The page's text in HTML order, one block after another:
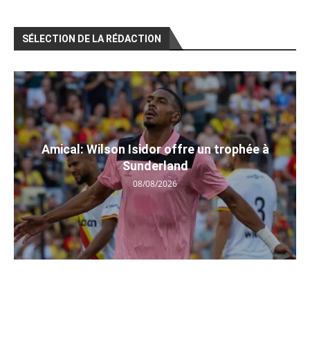
SÉLECTION DE LA RÉDACTION
Amical: Wilson Isidor offre un trophée à
Sunderland
08/08/2026